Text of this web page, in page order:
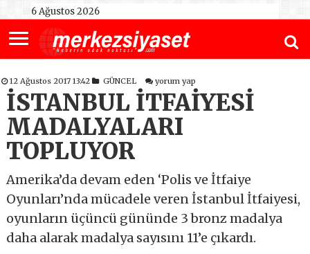
6 Ağustos 2026
12 Ağustos 2017 13:42 GÜNCEL yorum yap
İSTANBUL İTFAİYESİ
MADALYALARI
TOPLUYOR
Amerika’da devam eden ‘Polis ve İtfaiye
Oyunları’nda mücadele veren İstanbul İtfaiyesi,
oyunların üçüncü gününde 3 bronz madalya
daha alarak madalya sayısını 11’e çıkardı.